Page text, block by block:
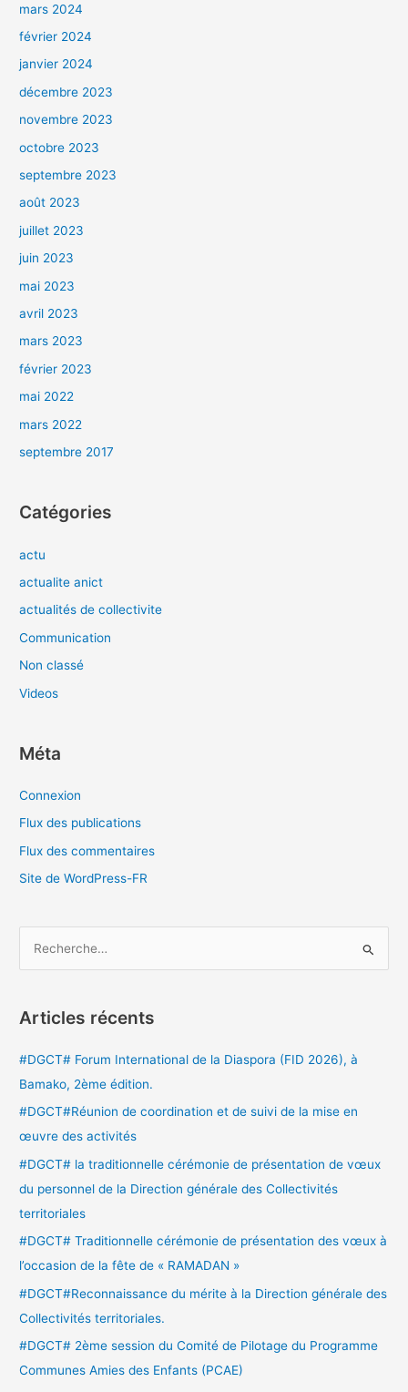
mars 2024
février 2024
janvier 2024
décembre 2023
novembre 2023
octobre 2023
septembre 2023
août 2023
juillet 2023
juin 2023
mai 2023
avril 2023
mars 2023
février 2023
mai 2022
mars 2022
septembre 2017
Catégories
actu
actualite anict
actualités de collectivite
Communication
Non classé
Videos
Méta
Connexion
Flux des publications
Flux des commentaires
Site de WordPress-FR
h
r
:
Articles récents
#DGCT# Forum International de la Diaspora (FID 2026), à
Bamako, 2ème édition.
#DGCT#Réunion de coordination et de suivi de la mise en
œuvre des activités
#DGCT# la traditionnelle cérémonie de présentation de vœux
du personnel de la Direction générale des Collectivités
territoriales
#DGCT# Traditionnelle cérémonie de présentation des vœux à
l’occasion de la fête de « RAMADAN »
#DGCT#Reconnaissance du mérite à la Direction générale des
Collectivités territoriales.
#DGCT# 2ème session du Comité de Pilotage du Programme
Communes Amies des Enfants (PCAE)